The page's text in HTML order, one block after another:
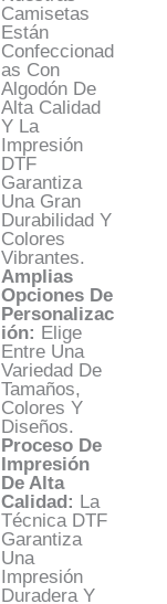
Camisetas
Están
Confeccionad
As Con
Algodón De
Alta Calidad
Y La
Impresión
DTF
Garantiza
Una Gran
Durabilidad Y
Colores
Vibrantes.
Amplias
Opciones De
Personalizac
Ión: Elige
Entre Una
Variedad De
Tamaños,
Colores Y
Diseños.
Proceso De
Impresión
De Alta
Calidad: La
Técnica DTF
Garantiza
Una
Impresión
Duradera Y